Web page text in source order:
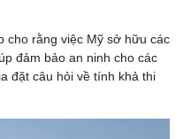
cho rằng việc Mỹ sở hữu các
đảm bảo an ninh cho các
đặt câu hỏi về tính khả thi